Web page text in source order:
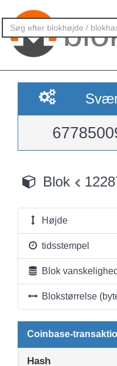
Blok
Højde
tidsstempel
Blok vanskelighed
Blokstørrelse
Coinbase-
Hash